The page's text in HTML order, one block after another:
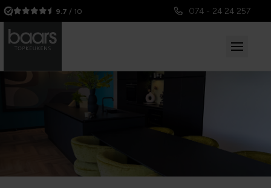
9.7 / 10 074 - 24 24 257